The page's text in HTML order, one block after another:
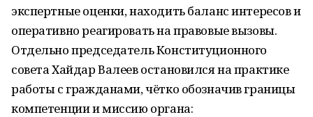
экспертные оценки, находить баланс интересов и
оперативно реагировать на правовые вызовы.
Отдельно председатель Конституционного
совета Хайдар Валеев остановился на практике
работы с гражданами, чётко обозначив границы
компетенции и миссию органа: